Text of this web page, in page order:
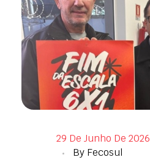
29 De Junho De 2026
By Fecosul